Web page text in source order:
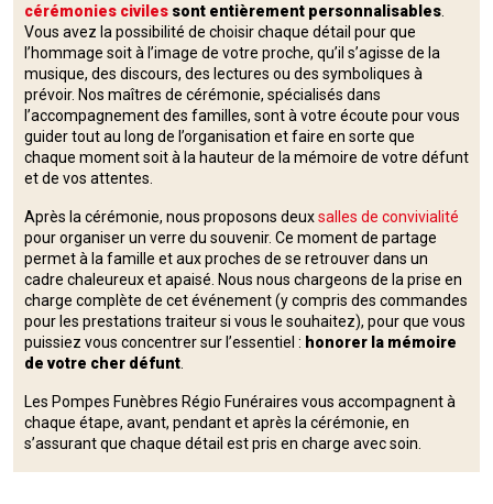
cérémonies civiles sont entièrement personnalisables
Vous avez la possibilité de choisir chaque détail pour que
l’hommage soit à l’image de votre proche, qu’il s’agisse de la
musique, des discours, des lectures ou des symboliques à
prévoir. Nos maîtres de cérémonie, spécialisés dans
l’accompagnement des familles, sont à votre écoute pour vous
guider tout au long de l’organisation et faire en sorte que
chaque moment soit à la hauteur de la mémoire de votre défunt
et de vos attentes.
Après la cérémonie, nous proposons deuxsalles de convivialité
pour organiser un verre du souvenir. Ce moment de partage
permet à la famille et aux proches de se retrouver dans un
cadre chaleureux et apaisé. Nous nous chargeons de la prise en
charge complète de cet événement (y compris des commandes
pour les prestations traiteur si vous le souhaitez), pour que vous
puissiez vous concentrer sur l’essentiel : honorer la mémoire
de votre cher défunt
Les Pompes Funèbres Régio Funéraires vous accompagnent à
chaque étape, avant, pendant et après la cérémonie, en
s’assurant que chaque détail est pris en charge avec soin.